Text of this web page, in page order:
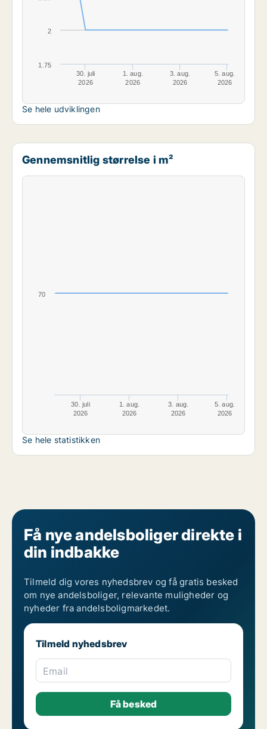
30. juli
2026
1. aug.
2026
3. aug.
2026
5. aug.
2026
2
1.75
Se hele udviklingen
Gennemsnitlig størrelse i m²
30. juli
2026
1. aug.
2026
3. aug.
2026
5. aug.
2026
70
Se hele statistikken
Få nye andelsboliger direkte i
din indbakke
Tilmeld dig vores nyhedsbrev og få gratis besked
om nye andelsboliger, relevante muligheder og
nyheder fra andelsboligmarkedet.
Tilmeld nyhedsbrev
Email